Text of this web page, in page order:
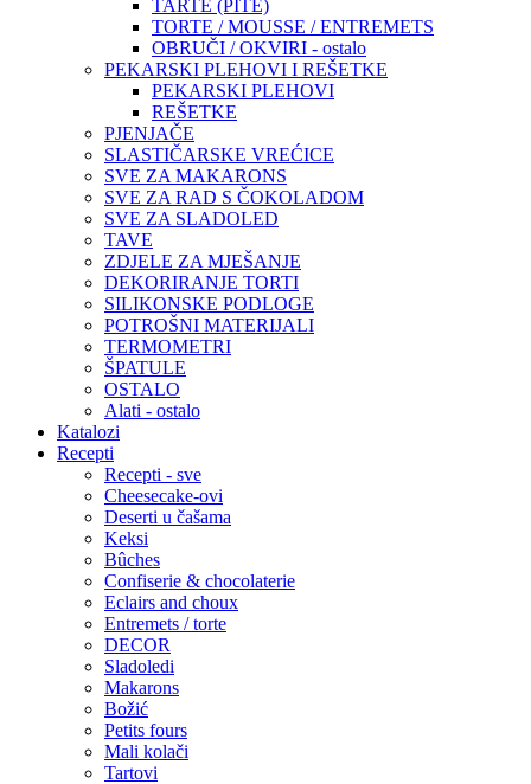
TARTE (PITE)
TORTE / MOUSSE / ENTREMETS
OBRUČI / OKVIRI - ostalo
PEKARSKI PLEHOVI I REŠETKE
PEKARSKI PLEHOVI
REŠETKE
PJENJAČE
SLASTIČARSKE VREĆICE
SVE ZA MAKARONS
SVE ZA RAD S ČOKOLADOM
SVE ZA SLADOLED
TAVE
ZDJELE ZA MJEŠANJE
DEKORIRANJE TORTI
SILIKONSKE PODLOGE
POTROŠNI MATERIJALI
TERMOMETRI
ŠPATULE
OSTALO
Alati - ostalo
Katalozi
Recepti
Recepti - sve
Cheesecake-ovi
Deserti u čašama
Keksi
Bûches
Confiserie & chocolaterie
Eclairs and choux
Entremets / torte
DECOR
Sladoledi
Makarons
Božić
Petits fours
Mali kolači
Tartovi